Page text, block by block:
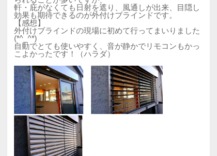
軒・庇がなくても日射を遮り、風通しが出来、目隠し
効果も期待できるのが外付けブラインドです。
【感想】
外付けブラインドの現場に初めて行ってまいりました
(*^_^*)
自動でとても使いやすく、音が静かでリモコンもかっ
こよかったです！（ハラダ）